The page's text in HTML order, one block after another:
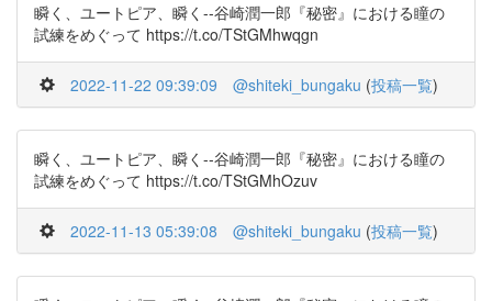
瞬く、ユートピア、瞬く--谷崎潤一郎『秘密』における瞳の
試練をめぐって https://t.co/TStGMhwqgn
2022-11-22 09:39:09 @shiteki_bungaku (投稿一覧)
瞬く、ユートピア、瞬く--谷崎潤一郎『秘密』における瞳の
試練をめぐって https://t.co/TStGMhOzuv
2022-11-13 05:39:08 @shiteki_bungaku (投稿一覧)